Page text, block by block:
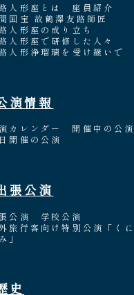
人形座とは
座員紹介
国宝 故鶴澤友路師匠
人形座の成り立ち
人形座で研修した人々
人形浄瑠璃を受け継いで
演情報
カレンダー
開催中の公演
開催の公演
張公演
公演
学校公演
旅行客向け特別公演「くに
」
史